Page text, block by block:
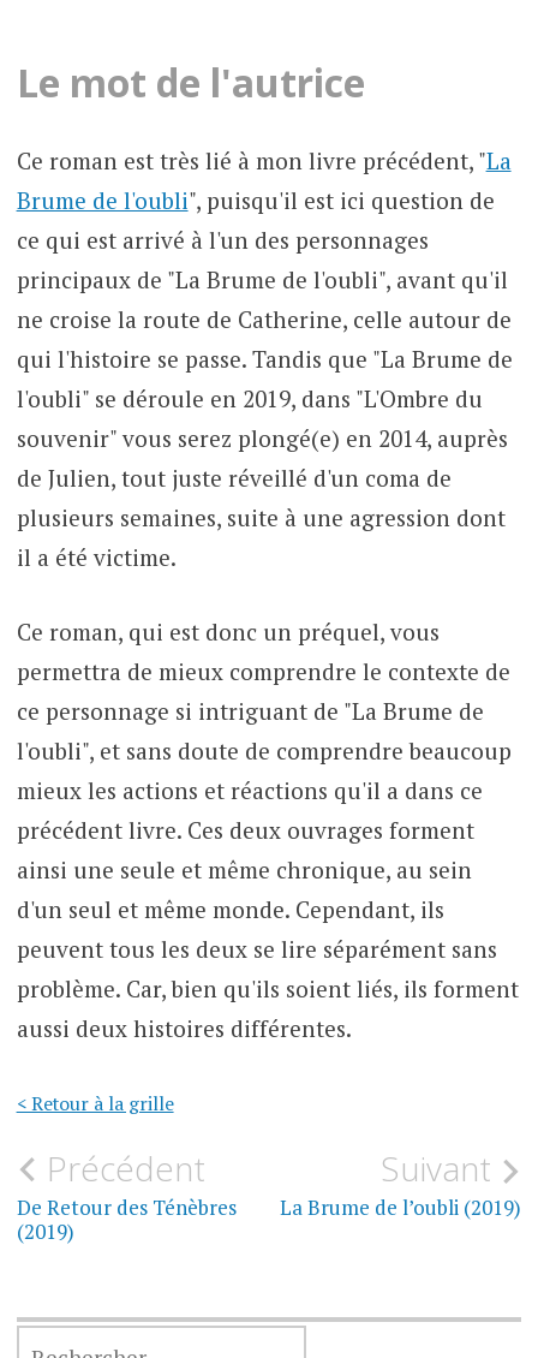
Le mot de l'autrice
Ce roman est très lié à mon livre précédent, "La
Brume de l'oubli", puisqu'il est ici question de
ce qui est arrivé à l'un des personnages
principaux de "La Brume de l'oubli", avant qu'il
ne croise la route de Catherine, celle autour de
qui l'histoire se passe. Tandis que "La Brume de
l'oubli" se déroule en 2019, dans "L'Ombre du
souvenir" vous serez plongé(e) en 2014, auprès
de Julien, tout juste réveillé d'un coma de
plusieurs semaines, suite à une agression dont
il a été victime.
Ce roman, qui est donc un préquel, vous
permettra de mieux comprendre le contexte de
ce personnage si intriguant de "La Brume de
l'oubli", et sans doute de comprendre beaucoup
mieux les actions et réactions qu'il a dans ce
précédent livre. Ces deux ouvrages forment
ainsi une seule et même chronique, au sein
d'un seul et même monde. Cependant, ils
peuvent tous les deux se lire séparément sans
problème. Car, bien qu'ils soient liés, ils forment
aussi deux histoires différentes.
< Retour à la grille
Navigation
de
Précédent
De Retour des Ténèbres
(2019)
Suivant
La Brume de l’oubli (2019)